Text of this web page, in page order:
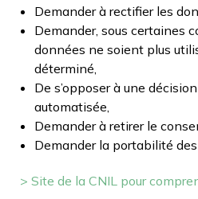
Demander à rectifier les
Demander, sous certaines
données ne soient plus
déterminé,
De s’opposer à une
automatisée,
Demander à retirer le
Demander la portabilité des
> Site de la CNIL pour